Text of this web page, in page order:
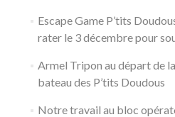
Escape Game P’tits
rater le 3 décembre pour
Armel Tripon au départ de
bateau des P’tits Doudous
Notre travail au bloc